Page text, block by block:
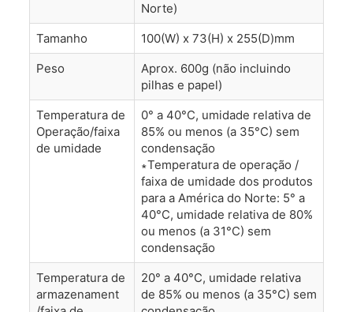
Norte)
Tamanho
100(W) x 73(H) x 255(D)mm
Peso
Aprox. 600g (não incluindo
pilhas e papel)
Temperatura de
Operação/faixa
de umidade
0° a 40°C, umidade relativa de
85% ou menos (a 35°C) sem
condensação
∗Temperatura de operação /
faixa de umidade dos produtos
para a América do Norte: 5° a
40°C, umidade relativa de 80%
ou menos (a 31°C) sem
condensação
Temperatura de
armazenament
20° a 40°C, umidade relativa
de 85% ou menos (a 35°C) sem